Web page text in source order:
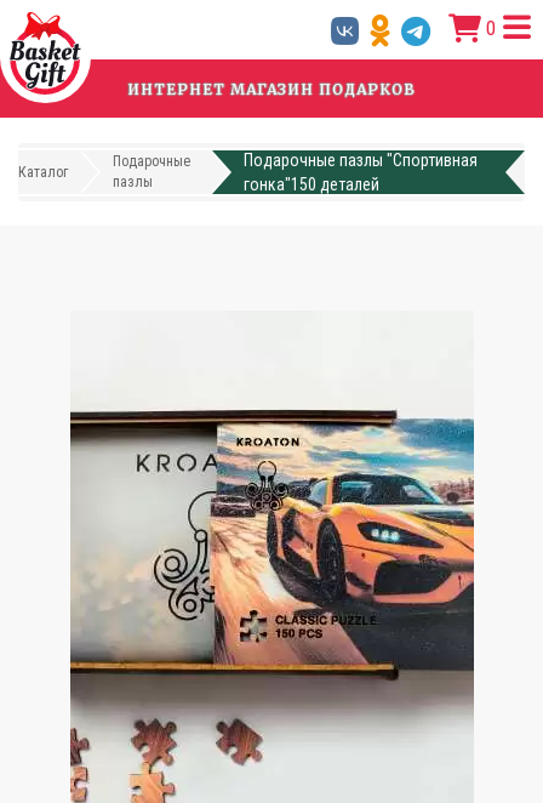
Перейти
основному
содержанию
0
ИНТЕРНЕТ МАГАЗИН ПОДАРКОВ
Каталог
Подарочные
пазлы
Подарочные пазлы "Спортивная
гонка"150 деталей